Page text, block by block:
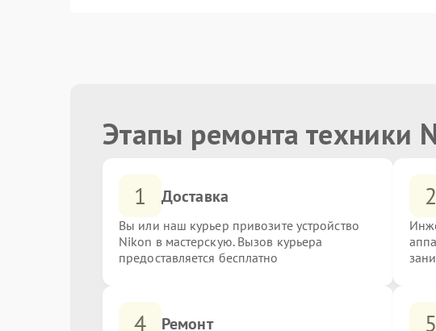
Этапы ремонта техники
1 Доставка
Вы или наш курьер привозите устройство
Nikon в мастерскую. Вызов курьера
предоставляется бесплатно
2
4 Ремонт 5